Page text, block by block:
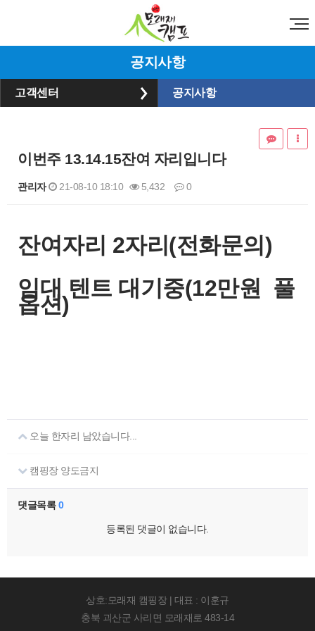
공지사항
고객센터 공지사항
이번주 13.14.15잔여 자리입니다
관리자 21-08-10 18:10 5,432 0
잔여자리 2자리(전화문의)
임대 텐트 대기중(12만원 풀
옵션)
오늘 한자리 남았습니다...
캠핑장 양도금지
댓글목록0
등록된 댓글이 없습니다.
상호:모래재 캠핑장 | 대표 : 이훈규
충북 괴산군 사리면 모래재로 483-14